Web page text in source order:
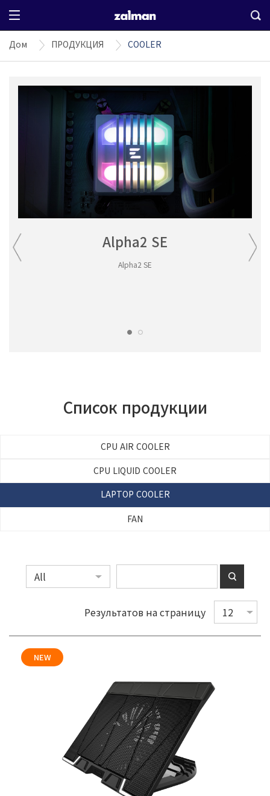
Дом ПРОДУКЦИЯ COOLER
Alpha2 SE
Alpha2 SE
Список продукции
CPU AIR COOLER
CPU LIQUID COOLER
LAPTOP COOLER
FAN
Результатов на страницу
NEW